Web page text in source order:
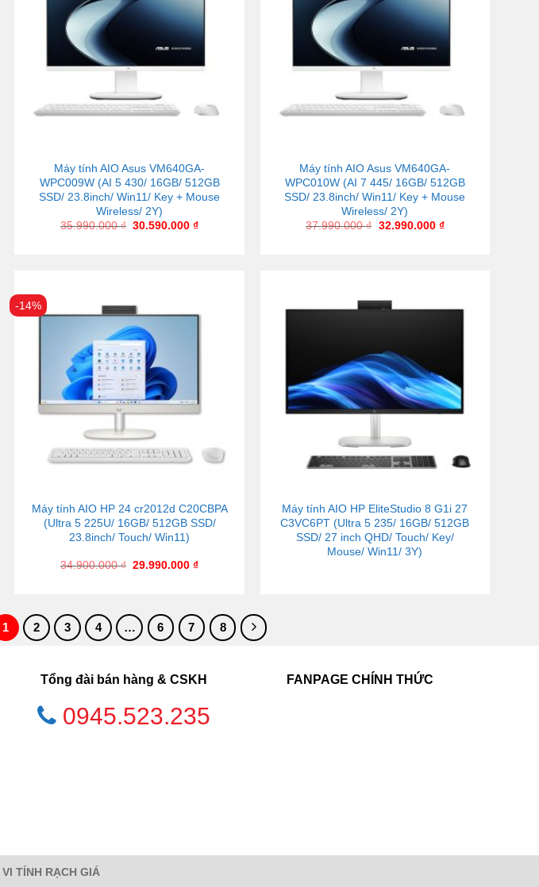
Máy tính AIO Asus VM640GA-
WPC009W (AI 5 430/ 16GB/ 512GB
SSD/ 23.8inch/ Win11/ Key + Mouse
Wireless/ 2Y)
35.990.000₫ 30.590.000₫
Máy tính AIO Asus VM640GA-
WPC010W (AI 7 445/ 16GB/ 512GB
SSD/ 23.8inch/ Win11/ Key + Mouse
Wireless/ 2Y)
37.990.000₫ 32.990.000 ₫
-14%
Máy tính AIO HP 24 cr2012d C20CBPA
(Ultra 5 225U/ 16GB/ 512GB SSD/
23.8inch/ Touch/ Win11)
34.900.000₫ 29.990.000₫
Máy tính AIO HP EliteStudio 8 G1i 27
C3VC6PT (Ultra 5 235/ 16GB/ 512GB
SSD/ 27 inch QHD/ Touch/ Key/
Mouse/ Win11/ 3Y)
1 2 3 4 … 6 7 8
Tổng đài bán hàng & CSKH
0945.523.235
FANPAGE CHÍNH THỨC
VI TÍNH RẠCH GIÁ